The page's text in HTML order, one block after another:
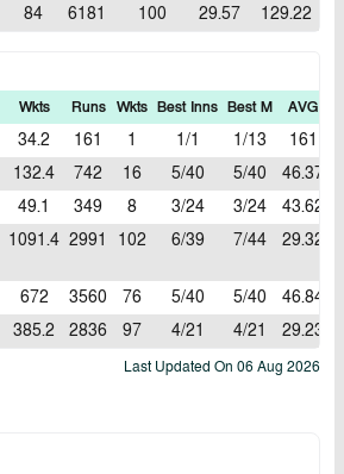
84 6181 100 29.57 129.22
Wkts Runs Wkts Best Inns Best M AVG
34.2 161 1 1/1 1/13 161
132.4 742 16 5/40 5/40 46.37
49.1 349 8 3/24 3/24 43.62
1091.4 2991 102 6/39 7/44 29.32
672 3560 76 5/40 5/40 46.84
385.2 2836 97 4/21 4/21 29.23
Last Updated On 06 Aug 2026